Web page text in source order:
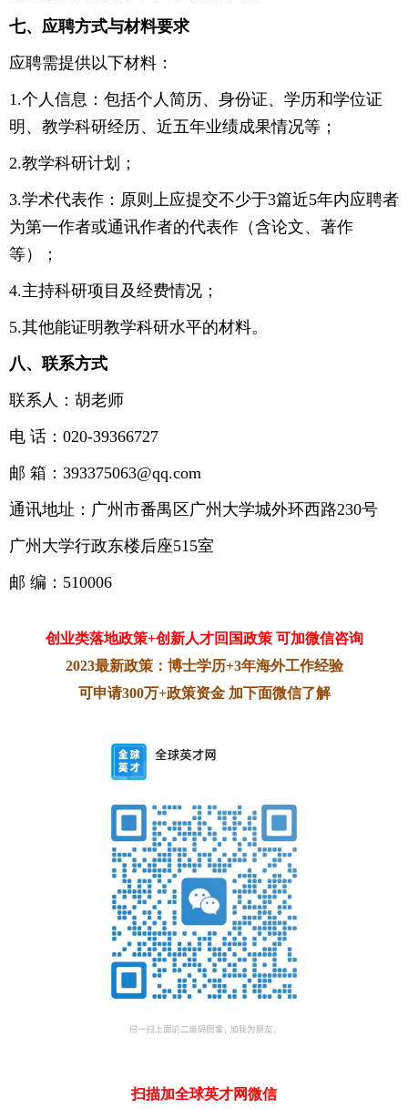
七、应聘方式与材料要求
应聘需提供以下材料：
1.个人信息：包括个人简历、身份证、学历和学位证
明、教学科研经历、近五年业绩成果情况等；
2.教学科研计划；
3.学术代表作：原则上应提交不少于3篇近5年内应聘者
为第一作者或通讯作者的代表作（含论文、著作
等）；
4.主持科研项目及经费情况；
5.其他能证明教学科研水平的材料。
八、联系方式
联系人：胡老师
电 话：020-39366727
邮 箱：393375063@qq.com
通讯地址：广州市番禺区广州大学城外环西路230号
广州大学行政东楼后座515室
邮 编：510006
创业类落地政策+创新人才回国政策 可加微信咨询
2023最新政策：博士学历+3年海外工作经验
可申请300万+政策资金 加下面微信了解
扫描加全球英才网微信